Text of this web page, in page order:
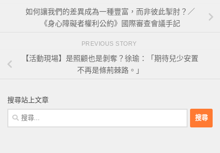
如何讓我們的差異成為一種豐富，而非彼此掣肘？／
《身心障礙者權利公約》國際審查會議手記
PREVIOUS STORY
【活動現場】是照顧也是剝奪？徐瑜：「期待兒少安置
不再是條荊棘路。」
搜尋站上文章
搜
尋